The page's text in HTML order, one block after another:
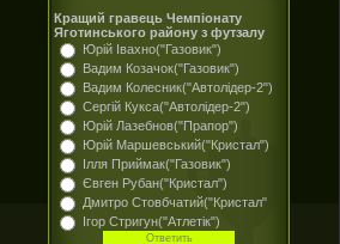
Кращий гравець Чемпіонату
Яготинського району з футзалу
Юрій Івахно("Газовик")
Вадим Козачок("Газовик")
Вадим Колесник("Автолідер-2")
Сергій Кукса("Автолідер-2")
Юрій Лазебнов("Прапор")
Юрій Маршевський("Кристал")
Ілля Приймак("Газовик")
Євген Рубан("Кристал")
Дмитро Стовбчатий("Кристал"
Ігор Стригун("Атлетік")